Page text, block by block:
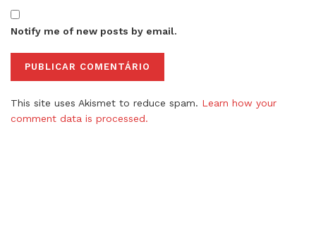
Notify me of new posts by email.
This site uses Akismet to reduce spam. Learn how your
comment data is processed.